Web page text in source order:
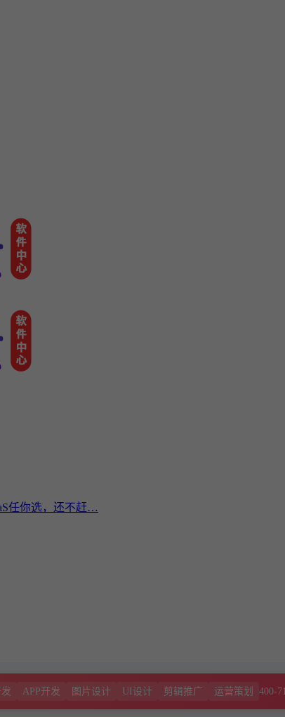
任你选，还不赶…
APP开发 图片设计 UI设计 剪辑推广 运营策划 400-